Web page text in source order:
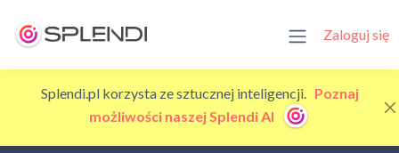
Zaloguj się
Splendi.pl korzysta ze sztucznej inteligencji. Poznaj
możliwości naszej Splendi AI